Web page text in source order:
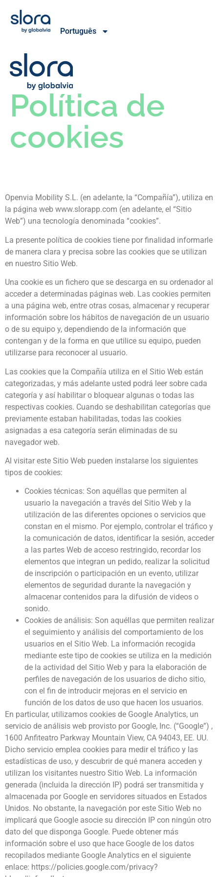
Português
Política de
cookies
Openvia Mobility S.L. (en adelante, la “Compañía”), utiliza en
la página web www.slorapp.com (en adelante, el “Sitio
Web”) una tecnología denominada “cookies”.
La presente política de cookies tiene por finalidad informarle
de manera clara y precisa sobre las cookies que se utilizan
en nuestro Sitio Web.
Una cookie es un fichero que se descarga en su ordenador al
acceder a determinadas páginas web. Las cookies permiten
a una página web, entre otras cosas, almacenar y recuperar
información sobre los hábitos de navegación de un usuario
o de su equipo y, dependiendo de la información que
contengan y de la forma en que utilice su equipo, pueden
utilizarse para reconocer al usuario.
Las cookies que la Compañía utiliza en el Sitio Web están
categorizadas, y más adelante usted podrá leer sobre cada
categoría y así habilitar o bloquear algunas o todas las
respectivas cookies. Cuando se deshabilitan categorías que
previamente estaban habilitadas, todas las cookies
asignadas a esa categoría serán eliminadas de su
navegador web.
Al visitar este Sitio Web pueden instalarse los siguientes
tipos de cookies:
Cookies técnicas: Son aquéllas que permiten al
usuario la navegación a través del Sitio Web y la
utilización de las diferentes opciones o servicios que
constan en el mismo. Por ejemplo, controlar el tráfico y
la comunicación de datos, identificar la sesión, acceder
a las partes Web de acceso restringido, recordar los
elementos que integran un pedido, realizar la solicitud
de inscripción o participación en un evento, utilizar
elementos de seguridad durante la navegación y
almacenar contenidos para la difusión de videos o
sonido.
Cookies de análisis: Son aquéllas que permiten realizar
el seguimiento y análisis del comportamiento de los
usuarios en el Sitio Web. La información recogida
mediante este tipo de cookies se utiliza en la medición
de la actividad del Sitio Web y para la elaboración de
perfiles de navegación de los usuarios de dicho sitio,
con el fin de introducir mejoras en el servicio en
función de los datos de uso que hacen los usuarios.
En particular, utilizamos cookies de Google Analytics, un
servicio de análisis web provisto por Google, Inc. (“Google”) ,
1600 Anfiteatro Parkway Mountain View, CA 94043, EE. UU.
Dicho servicio emplea cookies para medir el tráfico y las
estadísticas de uso, y descubrir de qué manera acceden y
utilizan los visitantes nuestro Sitio Web. La información
generada (incluida la dirección IP) podrá ser transmitida y
almacenada por Google en servidores situados en Estados
Unidos. No obstante, la navegación por este Sitio Web no
implicará que Google asocie su dirección IP con ningún otro
dato del que disponga Google. Puede obtener más
información sobre el uso que hace Google de los datos
recopilados mediante Google Analytics en el siguiente
enlace: https://policies.google.com/privacy?